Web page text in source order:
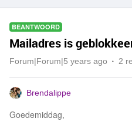
BEANTWOORD
Mailadres is
Forum|Forum|5 years ago 2
Brendalippe
Goedemiddag,